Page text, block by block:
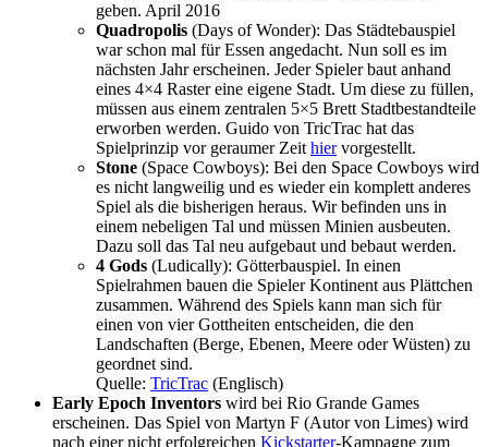
geben. April 2016
Quadropolis (Days of Wonder): Das Städtebauspiel
war schon mal für Essen angedacht. Nun soll es im
nächsten Jahr erscheinen. Jeder Spieler baut anhand
eines 4×4 Raster eine eigene Stadt. Um diese zu füllen,
müssen aus einem zentralen 5×5 Brett Stadtbestandteile
erworben werden. Guido von TricTrac hat das
Spielprinzip vor geraumer Zeit hiervorgestellt.
Stone (Space Cowboys): Bei den Space Cowboys wird
es nicht langweilig und es wieder ein komplett anderes
Spiel als die bisherigen heraus. Wir befinden uns in
einem nebeligen Tal und müssen Minien ausbeuten.
Dazu soll das Tal neu aufgebaut und bebaut werden.
4 Gods (Ludically): Götterbauspiel. In einen
Spielrahmen bauen die Spieler Kontinent aus Plättchen
zusammen. Während des Spiels kann man sich für
einen von vier Gottheiten entscheiden, die den
Landschaften (Berge, Ebenen, Meere oder Wüsten) zu
geordnet sind.
Quelle: TricTrac (Englisch)
Early Epoch Inventors wird bei Rio Grande Games
erscheinen. Das Spiel von Martyn F (Autor von Limes) wird
nach einer nicht erfolgreichen Kickstarter-Kampagne zum